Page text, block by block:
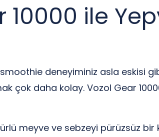
10000 ile
deneyiminiz asla eskisi
çok daha kolay. Vozol Gear
meyve ve sebzeyi pürüzsüz bir